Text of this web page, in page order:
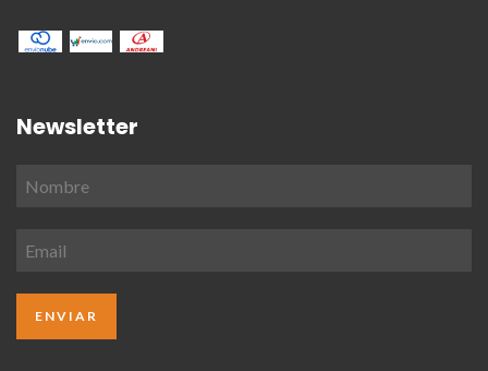
Newsletter